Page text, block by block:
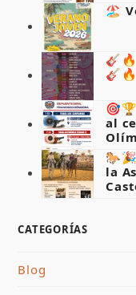
🏖️
🎸🔥
al
la
CATEGORÍAS
Blog